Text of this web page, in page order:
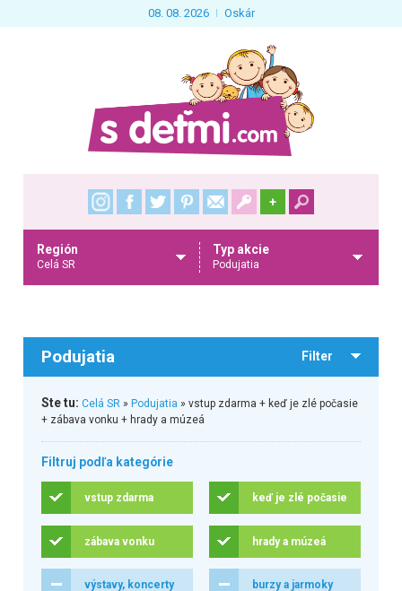
08. 08. 2026 Oskár
+
Región
Celá SR
Typ akcie
Podujatia
Podujatia Filter
Ste tu: Celá SR» Podujatia » vstup zdarma + keď je zlé počasie
+ zábava vonku + hrady a múzeá
Filtruj podľa kategórie
vstup zdarma keď je zlé počasie
zábava vonku hrady a múzeá
výstavy, koncerty burzy a jarmoky